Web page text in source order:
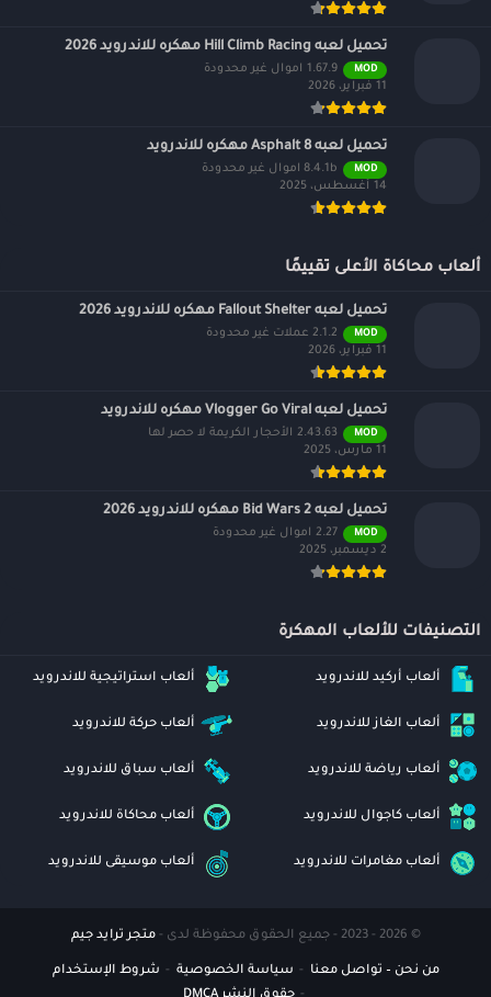
تحميل لعبه Hill Climb Racing مهكره للاندرويد 2026
MOD
1.67.9 اموال غير محدودة
11 فبراير، 2026
تحميل لعبه Asphalt 8 مهكره للاندرويد
MOD
8.4.1b اموال غير محدودة
14 أغسطس، 2025
ألعاب محاكاة الأعلى تقييمًا
تحميل لعبه Fallout Shelter مهكره للاندرويد 2026
MOD
2.1.2 عملات غير محدودة
11 فبراير، 2026
تحميل لعبه Vlogger Go Viral مهكره للاندرويد
MOD
2.43.63 الأحجار الكريمة لا حصر لها
11 مارس، 2025
تحميل لعبه Bid Wars 2 مهكره للاندرويد 2026
MOD
2.27 اموال غير محدودة
2 ديسمبر، 2025
التصنيفات للألعاب المهكرة
ألعاب أركيد للاندرويد ألعاب استراتيجية للاندرويد
ألعاب الغاز للاندرويد ألعاب حركة للاندرويد
ألعاب رياضة للاندرويد ألعاب سباق للاندرويد
ألعاب كاجوال للاندرويد ألعاب محاكاة للاندرويد
ألعاب مغامرات للاندرويد ألعاب موسيقى للاندرويد
© 2026 - 2023 - جميع الحقوق محفوظة لدى - متجر ترايد جيم
من نحن – تواصل معنا سياسة الخصوصية
شروط الإستخدام